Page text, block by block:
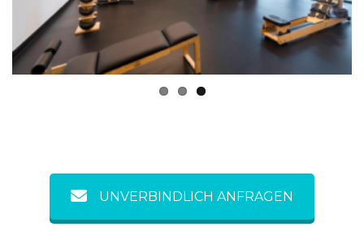
UNVERBINDLICH ANFRAGEN